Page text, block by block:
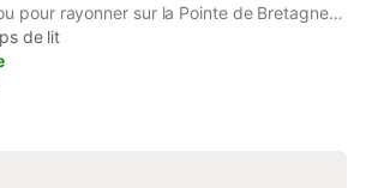
pour rayonner sur la Pointe de Bretagne.
devant la mer. location à la
16 aout (location à la quinzaine) très belle
sur l'eau et sur la verdure, idéal pour
de lit